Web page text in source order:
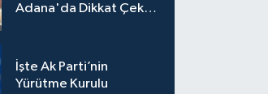
Adana'da Dikkat Çeken
İşte Ak Parti’nin
Yürütme Kurulu